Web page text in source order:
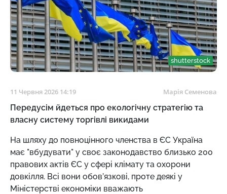
shutterstock
11 Червня 2026 14:19 Марія Семенова
Передусім йдеться про екологічну стратегію та
власну систему торгівлі викидами
На шляху до повноцінного членства в ЄС Україна
має "вбудувати" у своє законодавство близько 200
правових актів ЄС у сфері клімату та охорони
довкілля. Всі вони обов’язкові, проте деякі у
Міністерстві економіки вважають